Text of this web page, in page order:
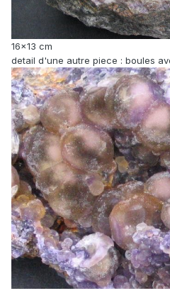
16x13 cm
detail d'une autre piece : boules